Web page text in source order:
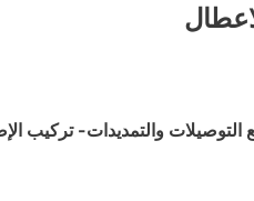
والتمديدات- تركيب